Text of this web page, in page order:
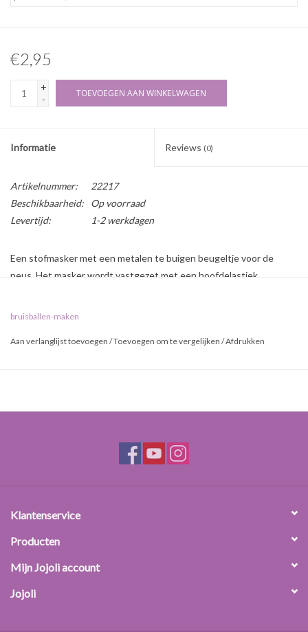
€2,95
+
-
TOEVOEGEN AAN WINKELWAGEN
Informatie Reviews (0)
Artikelnummer:
22217
Beschikbaarheid:
Op voorraad
Levertijd:
1-2 werkdagen
Een stofmasker met een metalen te buigen beugeltje voor de
neus. Het masker wordt vastgezet met een hoofdelastiek.
partikel/deeltje, het getal 1, 2 of 3 geeft het onderscheidend
bruisballen-maken
Aan verlanglijst toevoegen /Toevoegen om te vergelijken /Afdrukken
Klantenservice
Producten
Mijn Jojoli account
Jojoli